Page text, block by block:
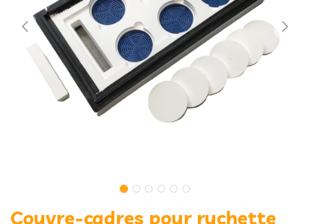
Couvre-cadres pour ruchette